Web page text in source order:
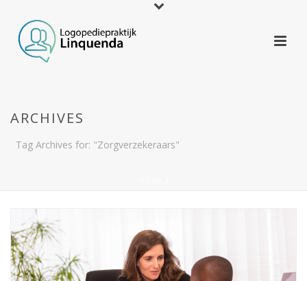
ARCHIVES
Tag Archives for: "Zorgverzekeraars"